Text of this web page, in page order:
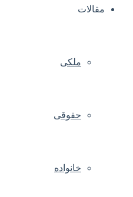
مقالات
ملکی
حقوقی
خانواده